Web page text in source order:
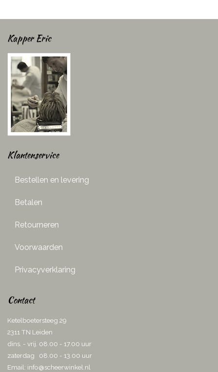
Kapper Eric
Klantenservice
Bestellen en levering
Betalen
Retourneren
Voorwaarden
Privacyverklaring
Contact
Ketelboetersteeg 29
2311 TN Leiden
dins. - vrij. 08.00 - 17.00 uur
zaterdag 08.00 - 13.00 uur
Email: info@scheerwinkel.nl